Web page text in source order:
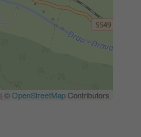
| ©OpenStreetMapContributors